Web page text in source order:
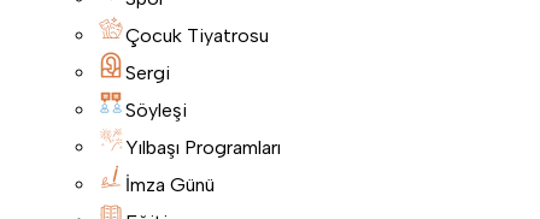
Çocuk Tiyatrosu
Sergi
Söyleşi
Yılbaşı Programları
İmza Günü